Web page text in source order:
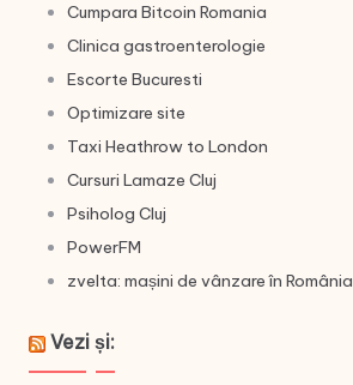
Cumpara Bitcoin Romania
Clinica gastroenterologie
Escorte Bucuresti
Optimizare site
Taxi Heathrow to London
Cursuri Lamaze Cluj
Psiholog Cluj
PowerFM
zvelta: mașini de vânzare în România
Vezi și: